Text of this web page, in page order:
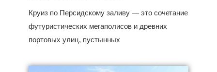
Круиз по Персидскому заливу — это сочетание
футуристических мегаполисов и древних
портовых улиц, пустынных